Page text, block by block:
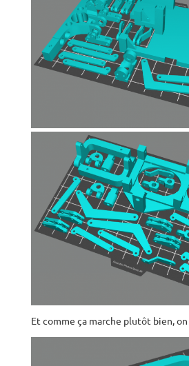
Et comme ça marche plutôt bien,